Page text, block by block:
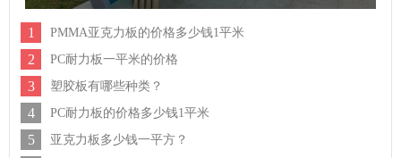
1 PMMA亚克力板的价格多少钱1平米
2 PC耐力板一平米的价格
3 塑胶板有哪些种类？
4 PC耐力板的价格多少钱1平米
5 亚克力板多少钱一平方？